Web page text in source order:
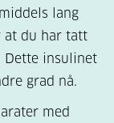
lang
at du har tatt
Dette insulinet
grad nå.
med